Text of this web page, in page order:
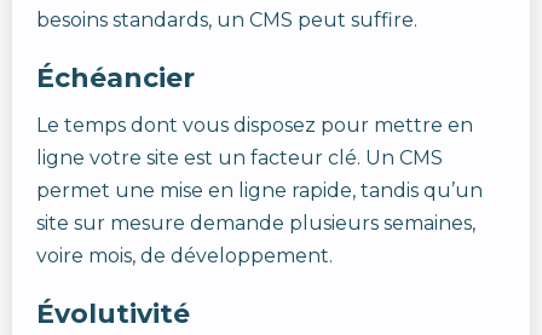
besoins standards, un CMS peut suffire.
Échéancier
Le temps dont vous disposez pour mettre en
ligne votre site est un facteur clé. Un CMS
permet une mise en ligne rapide, tandis qu’un
site sur mesure demande plusieurs semaines,
voire mois, de développement.
Évolutivité